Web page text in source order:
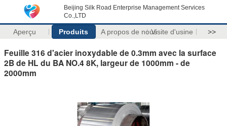
Beijing Silk Road Enterprise Management Services
Co.,LTD
Aperçu Produits A propos de nousVisite d'usine >>
Feuille 316 d'acier inoxydable de 0.3mm avec la surface
2B de HL du BA NO.4 8K, largeur de 1000mm - de
2000mm